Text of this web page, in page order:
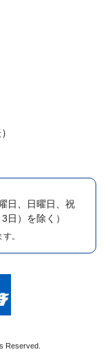
曜日、日曜日、祝
日）を除く）
。
Reserved.